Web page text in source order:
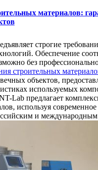
материалов:
строгие
Обеспечение
без
строительных
объектов,
используемых
Lab предлагает
используя
и международным